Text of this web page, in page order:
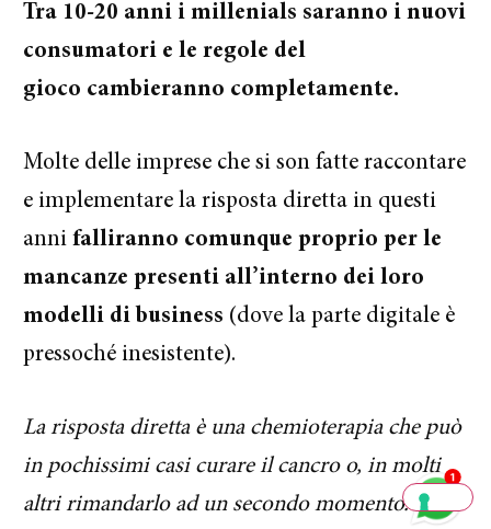
Tra 10-20 anni i millenials saranno i nuovi
consumatori e le regole del
gioco cambieranno completamente.
Molte delle imprese che si son fatte raccontare
e implementare la risposta diretta in questi
annifalliranno comunque proprio per le
mancanze presenti all’interno dei loro
modelli di business (dove la parte digitale è
pressoché inesistente).
La risposta diretta è una chemioterapia che può
in pochissimi casi curare il cancro o, in molti
altri rimandarlo ad un secondo momento.
Ciao, sono Alex di Marketers.
Ti interessaaccelerare la tua
crescita
nel mercato digitale?
Scrivimi su WhatsApp e sarò
pronto ad aiutarti e indirizzarti
Scrivimi